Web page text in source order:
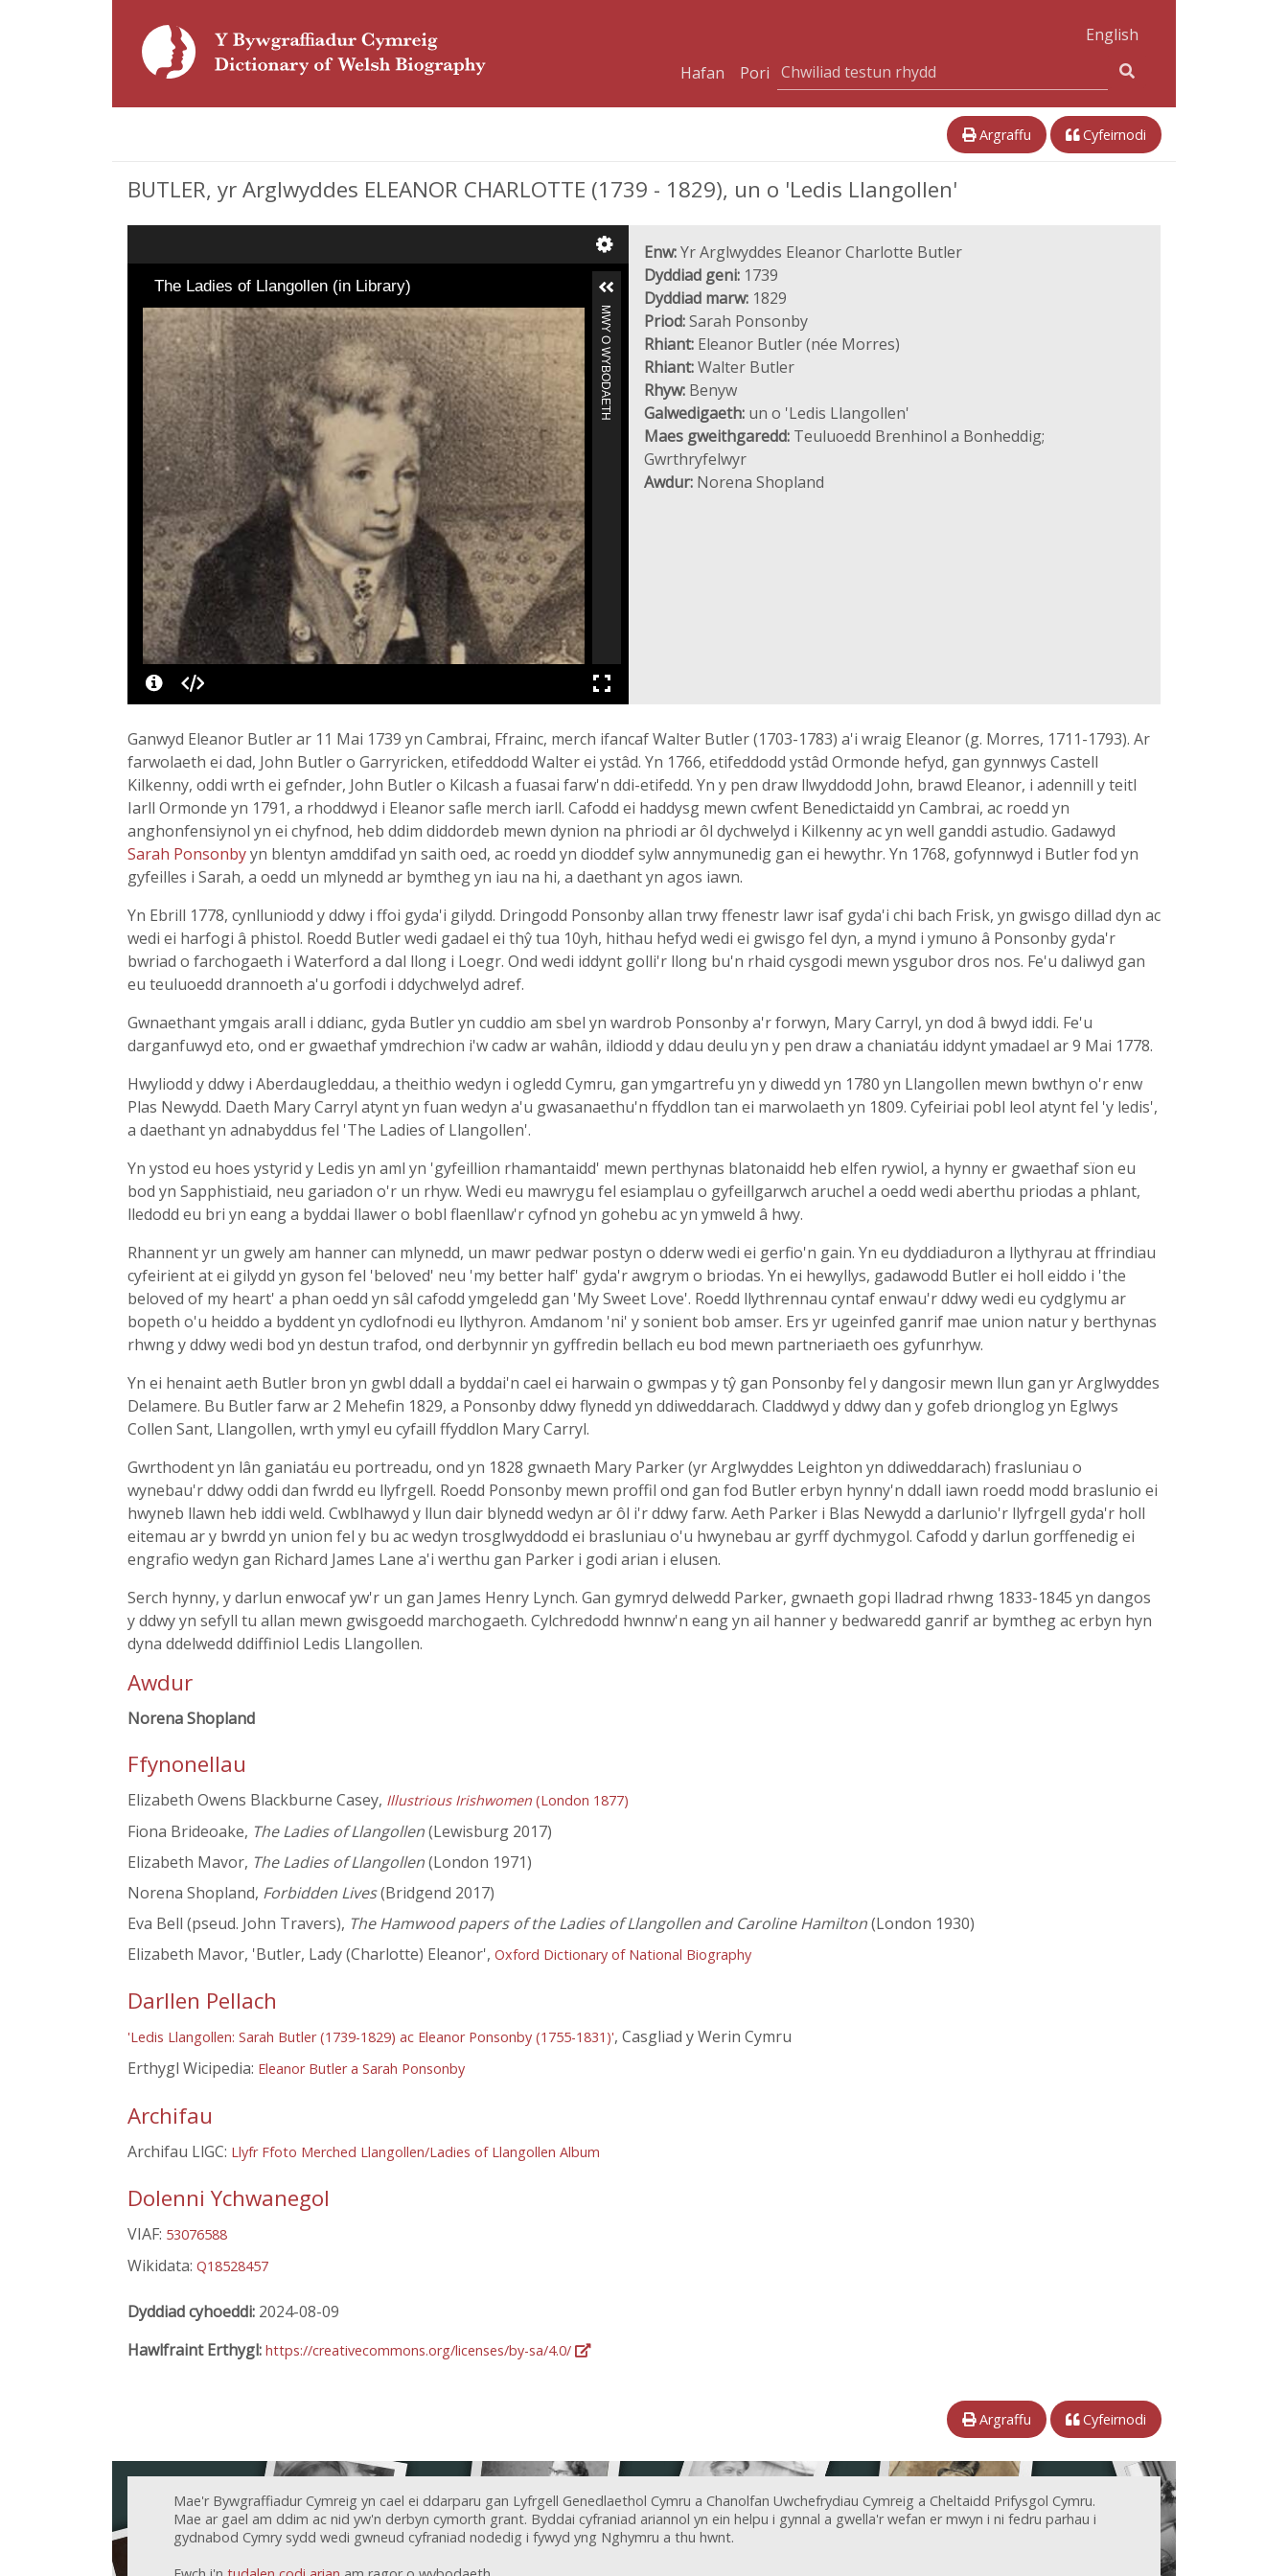
English
Hafan
Pori
Argraffu Cyfeirnodi
BUTLER, yr Arglwyddes ELEANOR CHARLOTTE (1739 - 1829), un o 'Ledis Llangollen'
The Ladies of Llangollen (in Library)
MWY O WYBODAETH
Enw:Yr Arglwyddes Eleanor Charlotte Butler
Dyddiad geni: 1739
Dyddiad marw: 1829
Priod:Sarah Ponsonby
Rhiant: Eleanor Butler (née Morres)
Rhiant:Walter Butler
Rhyw: Benyw
Galwedigaeth: un o 'Ledis Llangollen'
Maes gweithgaredd: Teuluoedd Brenhinol a Bonheddig;
Gwrthryfelwyr
Awdur: Norena Shopland
Ganwyd Eleanor Butler ar 11 Mai 1739 yn Cambrai, Ffrainc, merch ifancaf Walter Butler (1703-1783) a'i wraig Eleanor (g. Morres, 1711-1793). Ar
farwolaeth ei dad, John Butler o Garryricken, etifeddodd Walter ei ystâd. Yn 1766, etifeddodd ystâd Ormonde hefyd, gan gynnwys Castell
Kilkenny, oddi wrth ei gefnder, John Butler o Kilcash a fuasai farw'n ddi-etifedd. Yn y pen draw llwyddodd John, brawd Eleanor, i adennill y teitl
Iarll Ormonde yn 1791, a rhoddwyd i Eleanor safle merch iarll. Cafodd ei haddysg mewn cwfent Benedictaidd yn Cambrai, ac roedd yn
anghonfensiynol yn ei chyfnod, heb ddim diddordeb mewn dynion na phriodi ar ôl dychwelyd i Kilkenny ac yn well ganddi astudio. Gadawyd
Sarah Ponsonbyyn blentyn amddifad yn saith oed, ac roedd yn dioddef sylw annymunedig gan ei hewythr. Yn 1768, gofynnwyd i Butler fod yn
gyfeilles i Sarah, a oedd un mlynedd ar bymtheg yn iau na hi, a daethant yn agos iawn.
Yn Ebrill 1778, cynlluniodd y ddwy i ffoi gyda'i gilydd. Dringodd Ponsonby allan trwy ffenestr lawr isaf gyda'i chi bach Frisk, yn gwisgo dillad dyn ac
wedi ei harfogi â phistol. Roedd Butler wedi gadael ei thŷ tua 10yh, hithau hefyd wedi ei gwisgo fel dyn, a mynd i ymuno â Ponsonby gyda'r
bwriad o farchogaeth i Waterford a dal llong i Loegr. Ond wedi iddynt golli'r llong bu'n rhaid cysgodi mewn ysgubor dros nos. Fe'u daliwyd gan
eu teuluoedd drannoeth a'u gorfodi i ddychwelyd adref.
Gwnaethant ymgais arall i ddianc, gyda Butler yn cuddio am sbel yn wardrob Ponsonby a'r forwyn, Mary Carryl, yn dod â bwyd iddi. Fe'u
darganfuwyd eto, ond er gwaethaf ymdrechion i'w cadw ar wahân, ildiodd y ddau deulu yn y pen draw a chaniatáu iddynt ymadael ar 9 Mai 1778.
Hwyliodd y ddwy i Aberdaugleddau, a theithio wedyn i ogledd Cymru, gan ymgartrefu yn y diwedd yn 1780 yn Llangollen mewn bwthyn o'r enw
Plas Newydd. Daeth Mary Carryl atynt yn fuan wedyn a'u gwasanaethu'n ffyddlon tan ei marwolaeth yn 1809. Cyfeiriai pobl leol atynt fel 'y ledis',
a daethant yn adnabyddus fel 'The Ladies of Llangollen'.
Yn ystod eu hoes ystyrid y Ledis yn aml yn 'gyfeillion rhamantaidd' mewn perthynas blatonaidd heb elfen rywiol, a hynny er gwaethaf sïon eu
bod yn Sapphistiaid, neu gariadon o'r un rhyw. Wedi eu mawrygu fel esiamplau o gyfeillgarwch aruchel a oedd wedi aberthu priodas a phlant,
lledodd eu bri yn eang a byddai llawer o bobl flaenllaw'r cyfnod yn gohebu ac yn ymweld â hwy.
Rhannent yr un gwely am hanner can mlynedd, un mawr pedwar postyn o dderw wedi ei gerfio'n gain. Yn eu dyddiaduron a llythyrau at ffrindiau
cyfeirient at ei gilydd yn gyson fel 'beloved' neu 'my better half' gyda'r awgrym o briodas. Yn ei hewyllys, gadawodd Butler ei holl eiddo i 'the
beloved of my heart' a phan oedd yn sâl cafodd ymgeledd gan 'My Sweet Love'. Roedd llythrennau cyntaf enwau'r ddwy wedi eu cydglymu ar
bopeth o'u heiddo a byddent yn cydlofnodi eu llythyron. Amdanom 'ni' y sonient bob amser. Ers yr ugeinfed ganrif mae union natur y berthynas
rhwng y ddwy wedi bod yn destun trafod, ond derbynnir yn gyffredin bellach eu bod mewn partneriaeth oes gyfunrhyw.
Yn ei henaint aeth Butler bron yn gwbl ddall a byddai'n cael ei harwain o gwmpas y tŷ gan Ponsonby fel y dangosir mewn llun gan yr Arglwyddes
Delamere. Bu Butler farw ar 2 Mehefin 1829, a Ponsonby ddwy flynedd yn ddiweddarach. Claddwyd y ddwy dan y gofeb drionglog yn Eglwys
Collen Sant, Llangollen, wrth ymyl eu cyfaill ffyddlon Mary Carryl.
Gwrthodent yn lân ganiatáu eu portreadu, ond yn 1828 gwnaeth Mary Parker (yr Arglwyddes Leighton yn ddiweddarach) frasluniau o
wynebau'r ddwy oddi dan fwrdd eu llyfrgell. Roedd Ponsonby mewn proffil ond gan fod Butler erbyn hynny'n ddall iawn roedd modd braslunio ei
hwyneb llawn heb iddi weld. Cwblhawyd y llun dair blynedd wedyn ar ôl i'r ddwy farw. Aeth Parker i Blas Newydd a darlunio'r llyfrgell gyda'r holl
eitemau ar y bwrdd yn union fel y bu ac wedyn trosglwyddodd ei brasluniau o'u hwynebau ar gyrff dychmygol. Cafodd y darlun gorffenedig ei
engrafio wedyn gan Richard James Lane a'i werthu gan Parker i godi arian i elusen.
Serch hynny, y darlun enwocaf yw'r un gan James Henry Lynch. Gan gymryd delwedd Parker, gwnaeth gopi lladrad rhwng 1833-1845 yn dangos
y ddwy yn sefyll tu allan mewn gwisgoedd marchogaeth. Cylchredodd hwnnw'n eang yn ail hanner y bedwaredd ganrif ar bymtheg ac erbyn hyn
dyna ddelwedd ddiffiniol Ledis Llangollen.
Awdur
Norena Shopland
Ffynonellau
Elizabeth Owens Blackburne Casey, Illustrious Irishwomen (London 1877)
Fiona Brideoake, The Ladies of Llangollen(Lewisburg 2017)
Elizabeth Mavor, The Ladies of Llangollen(London 1971)
Norena Shopland, Forbidden Lives(Bridgend 2017)
Eva Bell (pseud. John Travers), The Hamwood papers of the Ladies of Llangollen and Caroline Hamilton(London 1930)
Elizabeth Mavor, 'Butler, Lady (Charlotte) Eleanor', Oxford Dictionary of National Biography
Darllen Pellach
'Ledis Llangollen: Sarah Butler (1739-1829) ac Eleanor Ponsonby (1755-1831)', Casgliad y Werin Cymru
Erthygl Wicipedia: Eleanor Butler a Sarah Ponsonby
Archifau
Archifau LlGC: Llyfr Ffoto Merched Llangollen/Ladies of Llangollen Album
Dolenni Ychwanegol
VIAF: 53076588
Wikidata: Q18528457
Dyddiad cyhoeddi: 2024-08-09
Hawlfraint Erthygl: https://creativecommons.org/licenses/by-sa/4.0/
Argraffu Cyfeirnodi
Mae'r Bywgraffiadur Cymreig yn cael ei ddarparu gan Lyfrgell Genedlaethol Cymru a Chanolfan Uwchefrydiau Cymreig a Cheltaidd Prifysgol Cymru.
Mae ar gael am ddim ac nid yw'n derbyn cymorth grant. Byddai cyfraniad ariannol yn ein helpu i gynnal a gwella'r wefan er mwyn i ni fedru parhau i
gydnabod Cymry sydd wedi gwneud cyfraniad nodedig i fywyd yng Nghymru a thu hwnt.